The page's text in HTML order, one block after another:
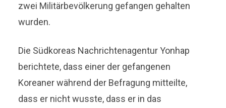
zwei Militärbevölkerung gefangen gehalten
wurden.
Die Südkoreas Nachrichtenagentur Yonhap
berichtete, dass einer der gefangenen
Koreaner während der Befragung mitteilte,
dass er nicht wusste, dass er in das